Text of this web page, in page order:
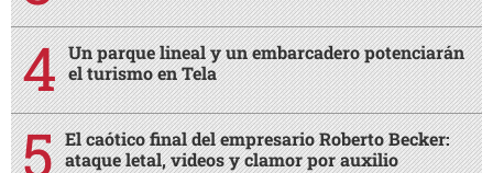
Un parque lineal y un embarcadero potenciarán
el turismo en Tela
El caótico final del empresario Roberto Becker:
ataque letal, videos y clamor por auxilio